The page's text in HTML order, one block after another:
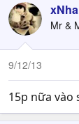
Mr &
9/12/13
15p nữa vào